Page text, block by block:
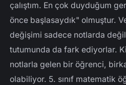
çalıştım. En çok duyduğum
önce başlasaydık" olmuştur.
değişimi sadece notlarda
tutumunda da fark ediyorlar.
notlarla gelen bir öğrenci,
olabiliyor. 5. sınıf matematik